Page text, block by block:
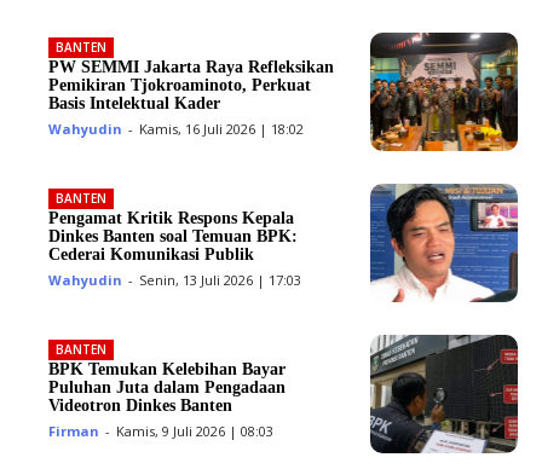
BANTEN
PW SEMMI Jakarta Raya Refleksikan
Pemikiran Tjokroaminoto, Perkuat
Basis Intelektual Kader
Wahyudin - Kamis, 16 Juli 2026 | 18:02
BANTEN
Pengamat Kritik Respons Kepala
Dinkes Banten soal Temuan BPK:
Cederai Komunikasi Publik
Wahyudin - Senin, 13 Juli 2026 | 17:03
BANTEN
BPK Temukan Kelebihan Bayar
Puluhan Juta dalam Pengadaan
Videotron Dinkes Banten
Firman - Kamis, 9 Juli 2026 | 08:03